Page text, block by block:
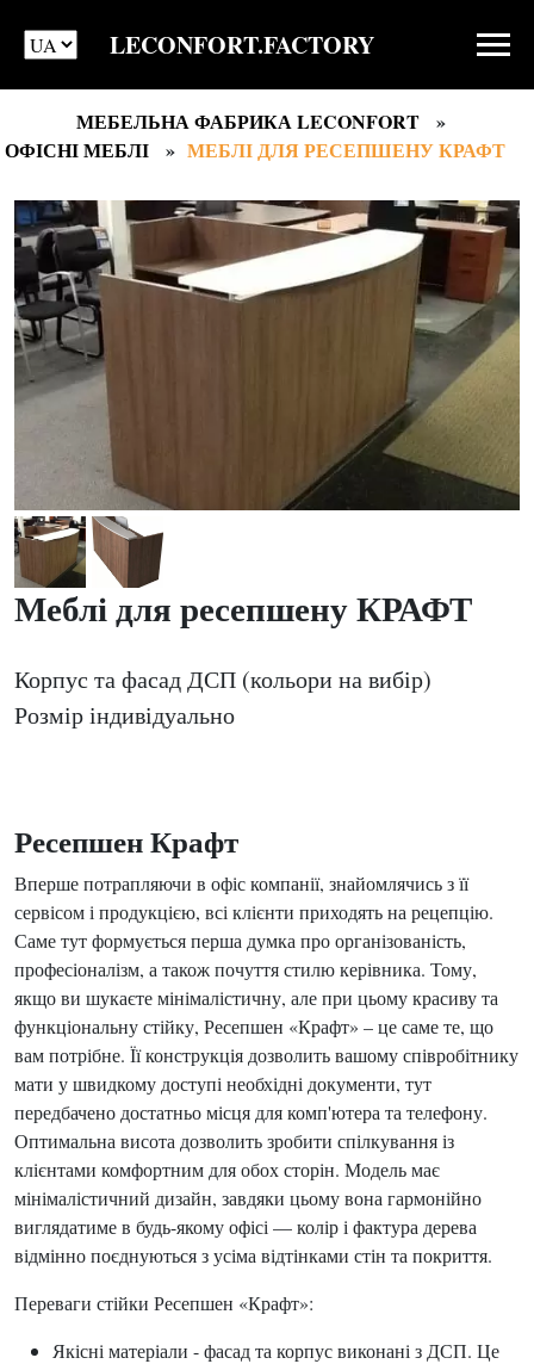
LECONFORT.FACTORY
МЕБЕЛЬНА ФАБРИКА LECONFORT
ОФІСНІ МЕБЛІ
МЕБЛІ ДЛЯ РЕСЕПШЕНУ КРАФТ
Меблі для ресепшену КРАФТ
Корпус та фасад ДСП (кольори на вибір)
Розмір індивідуально
Ресепшен Крафт
Вперше потрапляючи в офіс компанії, знайомлячись з її
сервісом і продукцією, всі клієнти приходять на рецепцію.
Саме тут формується перша думка про організованість,
професіоналізм, а також почуття стилю керівника. Тому,
якщо ви шукаєте мінімалістичну, але при цьому красиву та
функціональну стійку, Ресепшен «Крафт» – це саме те, що
вам потрібне. Її конструкція дозволить вашому співробітнику
мати у швидкому доступі необхідні документи, тут
передбачено достатньо місця для комп'ютера та телефону.
Оптимальна висота дозволить зробити спілкування із
клієнтами комфортним для обох сторін. Модель має
мінімалістичний дизайн, завдяки цьому вона гармонійно
виглядатиме в будь-якому офісі — колір і фактура дерева
відмінно поєднуються з усіма відтінками стін та покриття.
Переваги стійки Ресепшен «Крафт»:
Якісні матеріали - фасад та корпус виконані з ДСП. Це